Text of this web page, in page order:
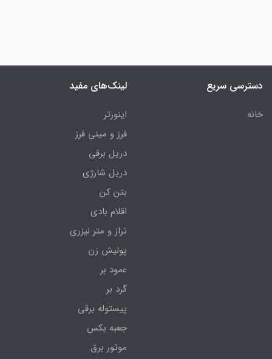
دسترسی سریع
خانه
لینک‌های مفید
اینورتر
فرز و مینی فرز
دریل برقی
دریل شارژی
بتن کن
اقلام بادی
تراز و متر لیزری
پولیش زن
عمود بر
گرد بر
پیستوله برقی
جعبه بکس
موتور برق